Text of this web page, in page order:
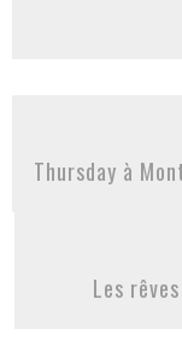
Thursday à
Les